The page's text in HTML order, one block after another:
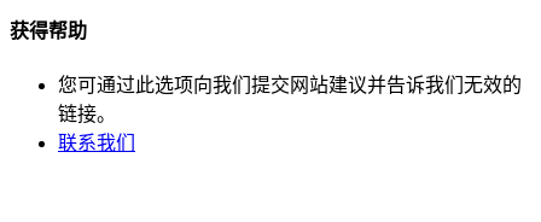
获得帮助
您可通过此选项向我们提交网站建议并告诉我们无效的
链接。
联系我们